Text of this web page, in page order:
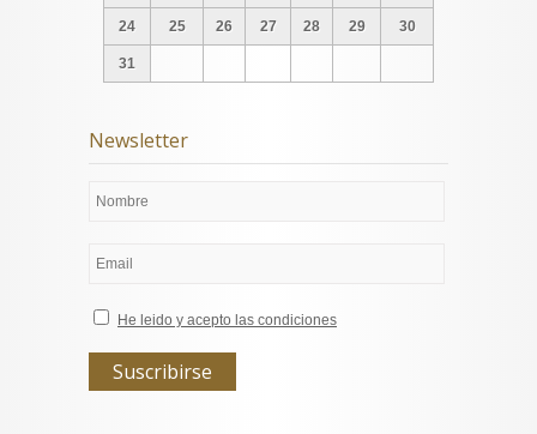
24 25 26 27 28 29 30
31
Newsletter
He leido y acepto las condiciones